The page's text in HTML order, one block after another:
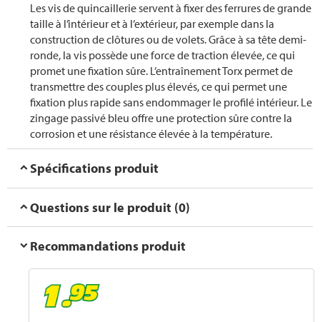
Les vis de quincaillerie servent à fixer des ferrures de grande
taille à l’intérieur et à l’extérieur, par exemple dans la
construction de clôtures ou de volets. Grâce à sa tête demi-
ronde, la vis possède une force de traction élevée, ce qui
promet une fixation sûre. L’entraînement Torx permet de
transmettre des couples plus élevés, ce qui permet une
fixation plus rapide sans endommager le profilé intérieur. Le
zingage passivé bleu offre une protection sûre contre la
corrosion et une résistance élevée à la température.
Spécifications produit
Questions sur le produit (0)
Recommandations produit